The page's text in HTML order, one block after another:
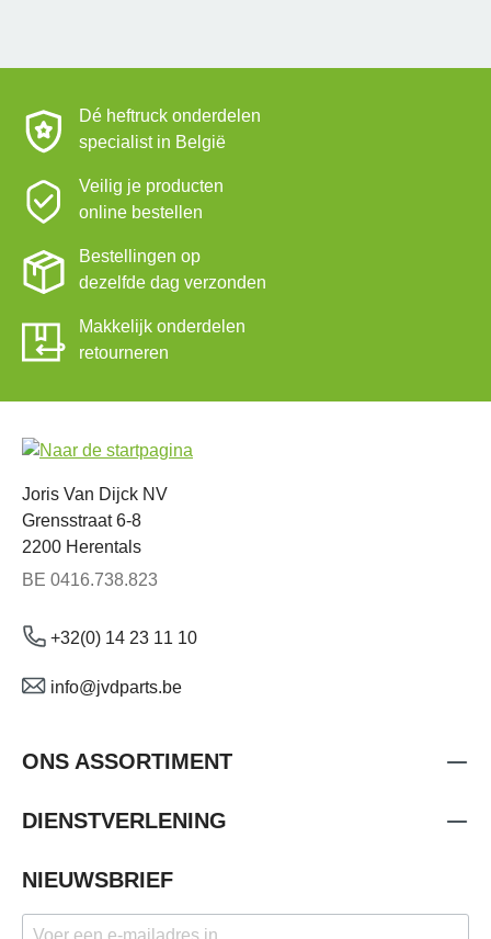
Dé heftruck onderdelen
specialist in België
Veilig je producten
online bestellen
Bestellingen op
dezelfde dag verzonden
Makkelijk onderdelen
retourneren
Joris Van Dijck NV
Grensstraat 6-8
2200 Herentals
BE 0416.738.823
+32(0) 14 23 11 10
info@jvdparts.be
ONS ASSORTIMENT
DIENSTVERLENING
NIEUWSBRIEF